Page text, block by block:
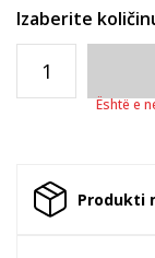
Izaberite
Është e
Produkti